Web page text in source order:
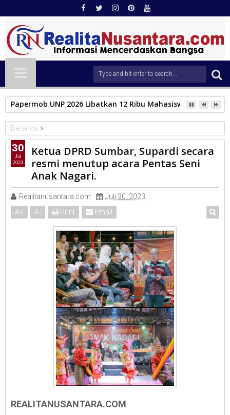
Papermob UNP 2026 Libatkan 12 Ribu Mahasiswa Baru,
Beranda
DPRD Sumbar
Ketua DPRD Sumbar, Supardi secara resmi menutup acara
Pentas Seni Anak Nagari.
Ketua DPRD Sumbar, Supardi secara
resmi menutup acara Pentas Seni
Anak Nagari.
Realitanusantara.com
Juli 30, 2023
A+ A- Print Email
REALITANUSANTARA.COM
30
Jul
2023